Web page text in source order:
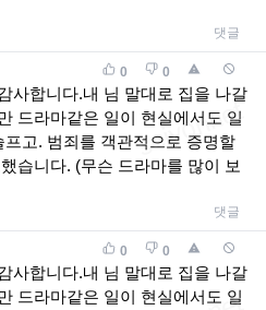
댓글
0 0
사합니다.내 님 말대로 집을 나갈
드라마같은 일이 현실에서도 일
고. 범죄를 객관적으로 증명할
습니다. (무슨 드라마를 많이 보
댓글
0 0
사합니다.내 님 말대로 집을 나갈
드라마같은 일이 현실에서도 일